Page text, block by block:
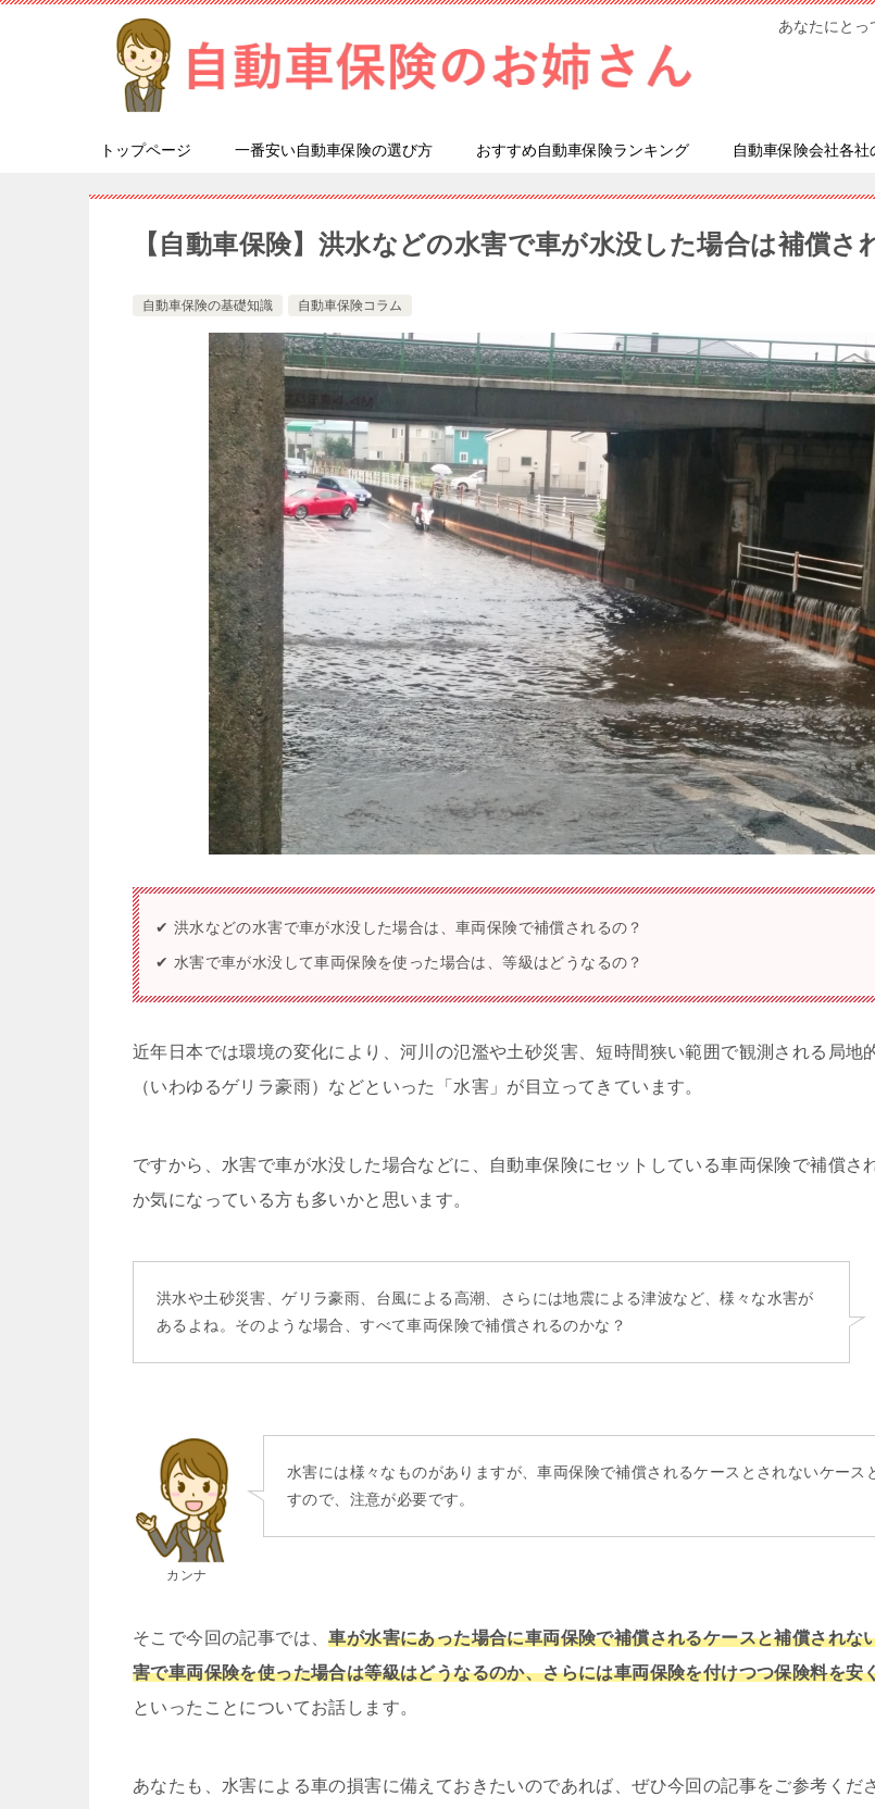
あなたにとっ
トップページ 一番安い自動車保険の選び方 おすすめ自動車保険ランキング 自動車保険会社各社
【自動車保険】洪水などの水害で車が水没した場合は補償さ
自動車保険の基礎知識 自動車保険コラム
✔ 洪水などの水害で車が水没した場合は、車両保険で補償されるの？
✔ 水害で車が水没して車両保険を使った場合は、等級はどうなるの？
近年日本では環境の変化により、河川の氾濫や土砂災害、短時間狭い範囲で観測される局地
（いわゆるゲリラ豪雨）などといった「水害」が目立ってきています。
ですから、水害で車が水没した場合などに、自動車保険にセットしている車両保険で補償さ
か気になっている方も多いかと思います。
洪水や土砂災害、ゲリラ豪雨、台風による高潮、さらには地震による津波など、様々な水害が
あるよね。そのような場合、すべて車両保険で補償されるのかな？
カンナ
水害には様々なものがありますが、車両保険で補償されるケースとされないケース
すので、注意が必要です。
そこで今回の記事では、車が水害にあった場合に車両保険で補償されるケースと補償されな
害で車両保険を使った場合は等級はどうなるのか、さらには車両保険を付けつつ保険料を安
といったことについてお話します。
あなたも、水害による車の損害に備えておきたいのであれば、ぜひ今回の記事をご参考くだ